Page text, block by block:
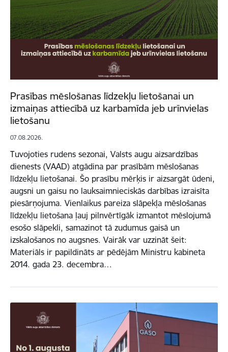
Prasības mēslošanas līdzekļu lietošanai un
izmaiņas attiecībā uz karbamīda jeb urīnvielas
lietošanu
07.08.2026.
Tuvojoties rudens sezonai, Valsts augu aizsardzības
dienests (VAAD) atgādina par prasībām mēslošanas
līdzekļu lietošanai. Šo prasību mērķis ir aizsargāt ūdeni,
augsni un gaisu no lauksaimnieciskās darbības izraisīta
piesārņojuma. Vienlaikus pareiza slāpekļa mēslošanas
līdzekļu lietošana ļauj pilnvērtīgāk izmantot mēslojumā
esošo slāpekli, samazinot tā zudumus gaisā un
izskalošanos no augsnes. Vairāk var uzzināt šeit:
Materiāls ir papildināts ar pēdējām Ministru kabineta
2014. gada 23. decembra…